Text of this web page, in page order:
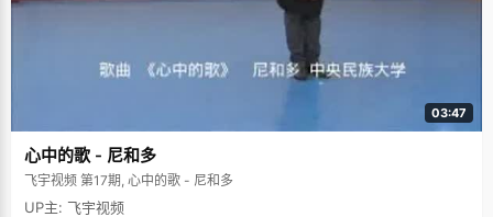
03:47
心中的歌 - 尼和多
飞宇视频 第17期, 心中的歌 - 尼和多
UP主: 飞宇视频